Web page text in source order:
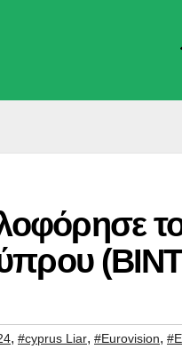
, #cyprus Liar, #Eurovision,